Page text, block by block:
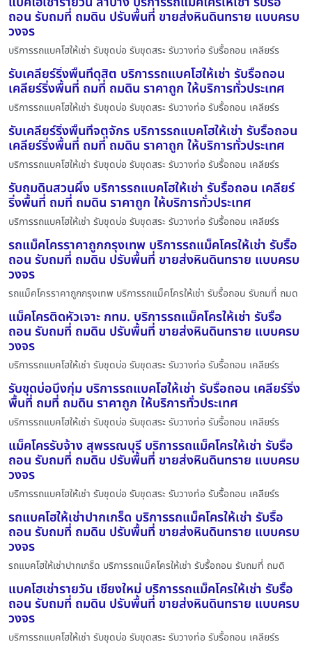
ถอน รับถมที่ ถมดิน ปรับพื้นที่ ขายส่งหินดินทราย แบบครบ
วงจร
บริการรถแบคโฮให้เช่า รับขุดบ่อ รับขุดสระ รับวางท่อ รับรื้อถอน เคลียร์ร
รับเคลียร์ริ่งพื้นที่ดุสิต บริการรถแบคโฮให้เช่า รับรื้อถอน
เคลียร์ริ่งพื้นที่ ถมที่ ถมดิน ราคาถูก ให้บริการทั่วประเทศ
บริการรถแบคโฮให้เช่า รับขุดบ่อ รับขุดสระ รับวางท่อ รับรื้อถอน เคลียร์ร
รับเคลียร์ริ่งพื้นที่จตุจักร บริการรถแบคโฮให้เช่า รับรื้อถอน
เคลียร์ริ่งพื้นที่ ถมที่ ถมดิน ราคาถูก ให้บริการทั่วประเทศ
บริการรถแบคโฮให้เช่า รับขุดบ่อ รับขุดสระ รับวางท่อ รับรื้อถอน เคลียร์ร
รับถมดินสวนผึ้ง บริการรถแบคโฮให้เช่า รับรื้อถอน เคลียร์
ริ่งพื้นที่ ถมที่ ถมดิน ราคาถูก ให้บริการทั่วประเทศ
บริการรถแบคโฮให้เช่า รับขุดบ่อ รับขุดสระ รับวางท่อ รับรื้อถอน เคลียร์ร
รถแม็คโครราคาถูกกรุงเทพ บริการรถแม็คโครให้เช่า รับรื้อ
ถอน รับถมที่ ถมดิน ปรับพื้นที่ ขายส่งหินดินทราย แบบครบ
วงจร
รถแม็คโครราคาถูกกรุงเทพ บริการรถแม็คโครให้เช่า รับรื้อถอน รับถมที่ ถมด
แม็คโครติดหัวเจาะ กทม. บริการรถแม็คโครให้เช่า รับรื้อ
ถอน รับถมที่ ถมดิน ปรับพื้นที่ ขายส่งหินดินทราย แบบครบ
วงจร
บริการรถแบคโฮให้เช่า รับขุดบ่อ รับขุดสระ รับวางท่อ รับรื้อถอน เคลียร์ร
รับขุดบ่อบึงกุ่ม บริการรถแบคโฮให้เช่า รับรื้อถอน เคลียร์ริ่ง
พื้นที่ ถมที่ ถมดิน ราคาถูก ให้บริการทั่วประเทศ
บริการรถแบคโฮให้เช่า รับขุดบ่อ รับขุดสระ รับวางท่อ รับรื้อถอน เคลียร์ร
แม็คโครรับจ้าง สุพรรณบุรี บริการรถแม็คโครให้เช่า รับรื้อ
ถอน รับถมที่ ถมดิน ปรับพื้นที่ ขายส่งหินดินทราย แบบครบ
วงจร
บริการรถแบคโฮให้เช่า รับขุดบ่อ รับขุดสระ รับวางท่อ รับรื้อถอน เคลียร์ร
รถแบคโฮให้เช่าปากเกร็ด บริการรถแม็คโครให้เช่า รับรื้อ
ถอน รับถมที่ ถมดิน ปรับพื้นที่ ขายส่งหินดินทราย แบบครบ
วงจร
รถแบคโฮให้เช่าปากเกร็ด บริการรถแม็คโครให้เช่า รับรื้อถอน รับถมที่ ถมดิ
แบคโฮเช่ารายวัน เชียงใหม่ บริการรถแม็คโครให้เช่า รับรื้อ
ถอน รับถมที่ ถมดิน ปรับพื้นที่ ขายส่งหินดินทราย แบบครบ
วงจร
บริการรถแบคโฮให้เช่า รับขุดบ่อ รับขุดสระ รับวางท่อ รับรื้อถอน เคลียร์ร